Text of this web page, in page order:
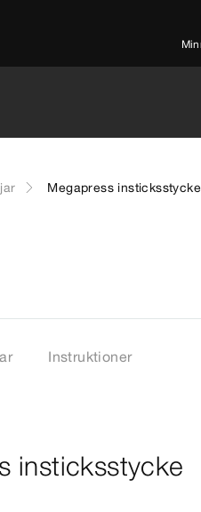
Megapress
Instruktioner
insticksstycke